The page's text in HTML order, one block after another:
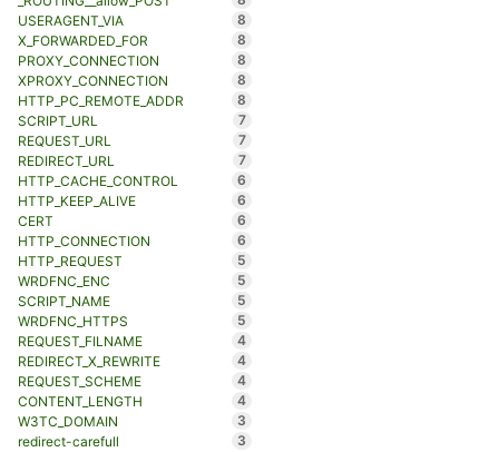
USERAGENT_VIA
8
X_FORWARDED_FOR
8
PROXY_CONNECTION
8
XPROXY_CONNECTION
8
HTTP_PC_REMOTE_ADDR
8
SCRIPT_URL
7
REQUEST_URL
7
REDIRECT_URL
7
HTTP_CACHE_CONTROL
6
HTTP_KEEP_ALIVE
6
CERT
6
HTTP_CONNECTION
6
HTTP_REQUEST
5
WRDFNC_ENC
5
SCRIPT_NAME
5
WRDFNC_HTTPS
5
REQUEST_FILNAME
4
REDIRECT_X_REWRITE
4
REQUEST_SCHEME
4
CONTENT_LENGTH
4
W3TC_DOMAIN
3
redirect-carefull
3